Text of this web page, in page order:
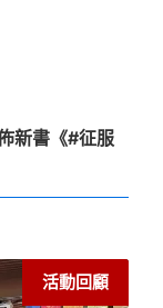
新書《#征服
活動回顧